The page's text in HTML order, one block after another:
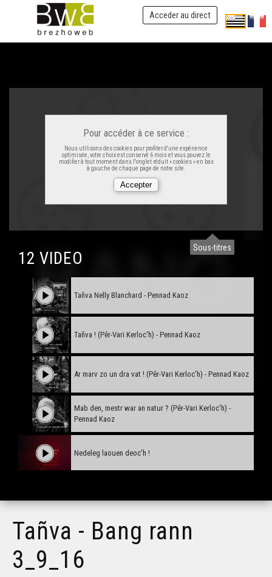
Acceder au direct
Sous-titres
Pour accéder à ce service :
Nous utilisons des cookies pour profiter d'une expérience
optimisée, votre choix est conservé 6 mois et vous pouvez le
modifier à tout moment dans l'onglet réduit « cookies » en bas
à gauche de chaque page de notre site.
12 VIDEO
Tañva Nelly Blanchard - Pennad Kaoz
Tañva ! (Pêr-Vari Kerloc'h) - Pennad Kaoz
Ar marv zo un dra vat ! (Pêr-Vari Kerloc'h) - Pennad Kaoz
Mab den, mestr war an natur ? (Pêr-Vari Kerloc'h) -
Pennad Kaoz
Nedeleg laouen deoc'h !
Tañva Anv ar Rozenn - stumm karrez - VBSTB
Tañva - Bang rann
3_9_16